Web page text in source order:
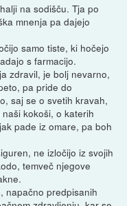
na sodišču. Tja po
mnenja pa dajejo
samo tiste, ki hočejo
s farmacijo.
zdravil, je bolj nevarno,
pa pride do
saj se o svetih kravah,
kokoši, o katerih
pade iz omare, pa boh
ne izločijo iz svojih
temveč njegove
napačno predpisanih